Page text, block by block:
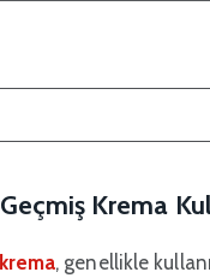
Krema
krema, genellikle